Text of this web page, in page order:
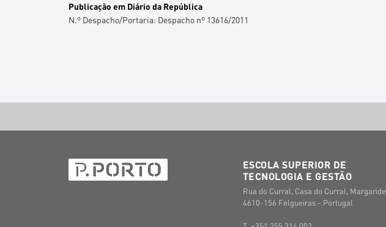
Publicação em Diário da República
N.º Despacho/Portaria: Despacho nº 13616/2011
ESCOLA SUPERIOR DE
TECNOLOGIA E GESTÃO
Rua do Curral, Casa do Curral, Margaride
4610-156 Felgueiras - Portugal